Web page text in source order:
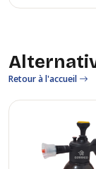
Retour à l'accueil